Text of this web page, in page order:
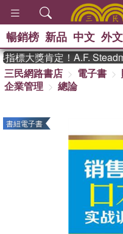
暢銷榜 新品 中文 外文
標大獎肯定！A.F.
三民網路書店
電子書
企業管理
總論
書紐電子書